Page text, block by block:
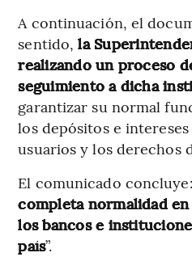
A continuación, el
sentido, la
realizando un proceso
seguimiento a dicha
garantizar su normal
los depósitos e
usuarios y los derechos
El comunicado
completa normalidad
los bancos e
país”.